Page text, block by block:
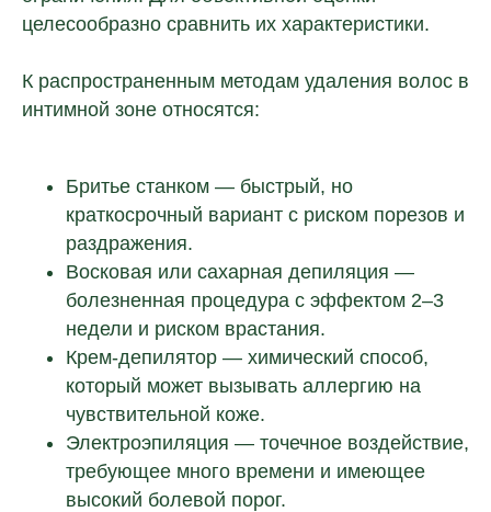
целесообразно сравнить их характеристики.
К распространенным методам удаления волос в
интимной зоне относятся:
Бритье станком — быстрый, но
краткосрочный вариант с риском порезов и
раздражения.
Восковая или сахарная депиляция —
болезненная процедура с эффектом 2–3
недели и риском врастания.
Крем-депилятор — химический способ,
который может вызывать аллергию на
чувствительной коже.
Электроэпиляция — точечное воздействие,
требующее много времени и имеющее
высокий болевой порог.